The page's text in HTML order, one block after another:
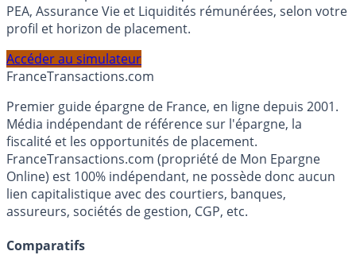
Calculez la répartition théorique de votre capital entre
profil et horizon de placement.
FranceTransactions.com
Premier guide épargne de France, en ligne depuis 2001.
Média indépendant de référence sur l'épargne, la
fiscalité et les opportunités de placement.
FranceTransactions.com (propriété de Mon Epargne
Online) est 100% indépendant, ne possède donc aucun
assureurs, sociétés de gestion, CGP, etc.